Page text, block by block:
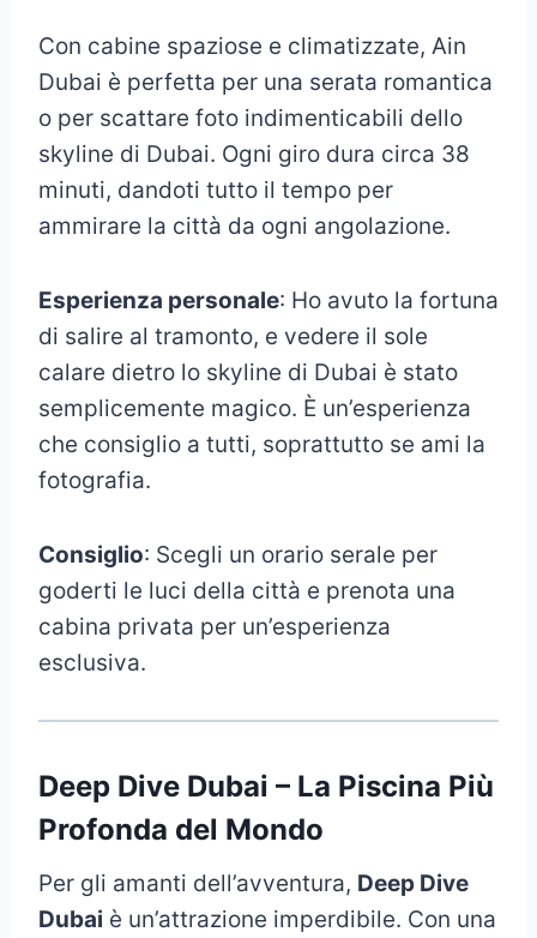
Con cabine spaziose e climatizzate, Ain
Dubai è perfetta per una serata romantica
o per scattare foto indimenticabili dello
skyline di Dubai. Ogni giro dura circa 38
minuti, dandoti tutto il tempo per
ammirare la città da ogni angolazione.
Esperienza personale: Ho avuto la fortuna
di salire al tramonto, e vedere il sole
calare dietro lo skyline di Dubai è stato
semplicemente magico. È un’esperienza
che consiglio a tutti, soprattutto se ami la
fotografia.
Consiglio: Scegli un orario serale per
goderti le luci della città e prenota una
cabina privata per un’esperienza
esclusiva.
Deep Dive Dubai – La Piscina Più
Profonda del Mondo
Per gli amanti dell’avventura, Deep Dive
Dubai è un’attrazione imperdibile. Con una